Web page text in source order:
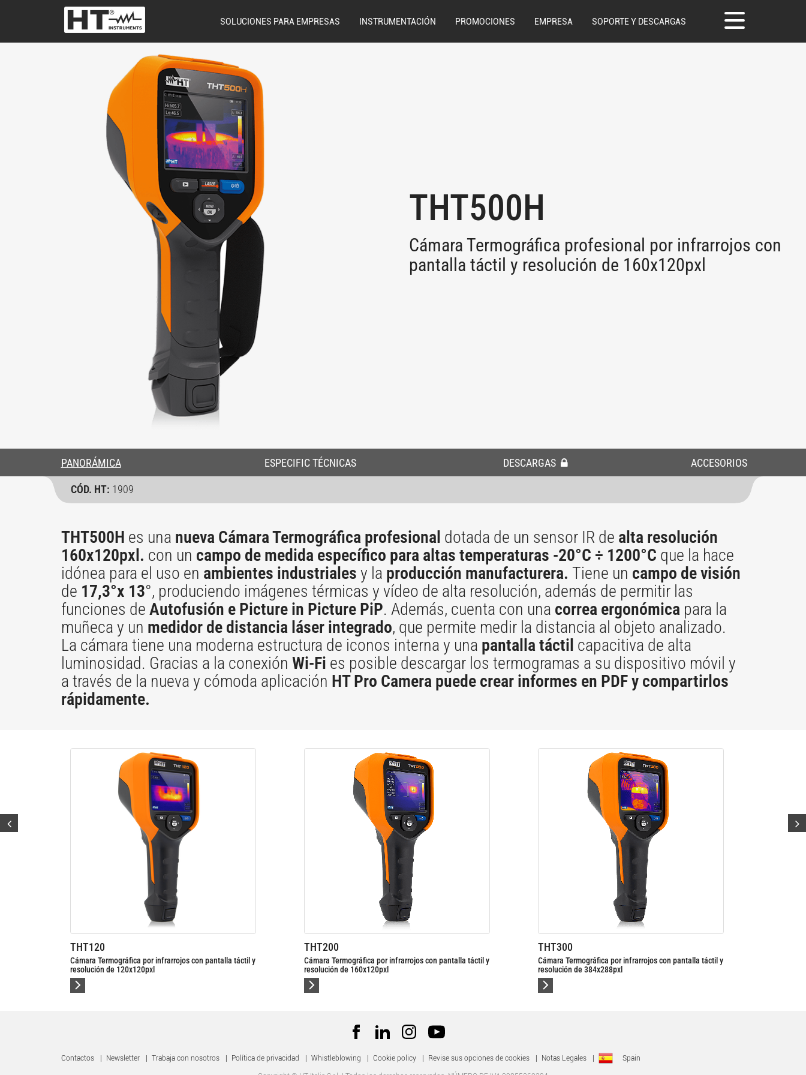
SOLUCIONES PARA EMPRESAS INSTRUMENTACIÓN PROMOCIONES EMPRESA SOPORTE Y DESCARGAS
THT500H
Cámara Termográfica profesional por infrarrojos con
pantalla táctil y resolución de 160x120pxl
PANORÁMICA ESPECIFIC TÉCNICAS DESCARGAS ACCESORIOS
CÓD. HT: 1909
THT500H es una nueva Cámara Termográfica profesional dotada de un sensor IR de alta resolución
160x120pxl. con un campo de medida específico para altas temperaturas -20°C ÷ 1200°C que la hace
idónea para el uso en ambientes industriales y la producción manufacturera. Tiene un campo de visión
de 17,3°x 13°, produciendo imágenes térmicas y vídeo de alta resolución, además de permitir las
funciones de Autofusión e Picture in Picture PiP. Además, cuenta con una correa ergonómica para la
muñeca y un medidor de distancia láser integrado, que permite medir la distancia al objeto analizado.
La cámara tiene una moderna estructura de iconos interna y una pantalla táctil capacitiva de alta
luminosidad. Gracias a la conexión Wi-Fi es posible descargar los termogramas a su dispositivo móvil y
a través de la nueva y cómoda aplicación HT Pro Camera puede crear informes en PDF y compartirlos
rápidamente.
por infrarrojos con pantalla táctil y
Cámara Termográfica por infrarrojos con pantalla táctil y
Cámara Termográfica por infrarrojos con pantalla táctil y
Cámara Termográfica profesional por infrarrojos con
Contactos Newsletter Trabaja con nosotros Política de privacidad Whistleblowing Cookie policy Revise sus opciones de cookies Notas Legales Spain